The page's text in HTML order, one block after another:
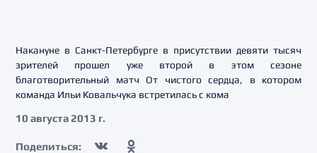
Накануне в Санкт-Петербурге в присутствии девяти тысяч
зрителей прошел уже второй в этом сезоне
благотворительный матч От чистого сердца, в котором
команда Ильи Ковальчука встретилась с кома
10 августа 2013 г.
Поделиться: